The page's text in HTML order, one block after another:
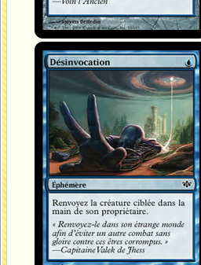
Désinvocation